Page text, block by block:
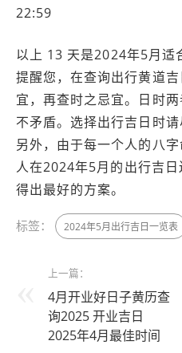
22:59
以上 13 天是2024年5月适
提醒您，在查询出行黄道
宜，再查时之忌宜。日时
不矛盾。选择出行吉日时请
另外，由于每一个人的八
人在2024年5月的出行吉
得出最好的方案。
标签： 2024年5月出行吉日一览表
上一篇：
4月开业好日子黄历查
询2025 开业吉日
2025年4月最佳时间